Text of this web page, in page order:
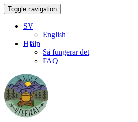
Toggle navigation
SV
English
Hjälp
Så fungerar det
FAQ